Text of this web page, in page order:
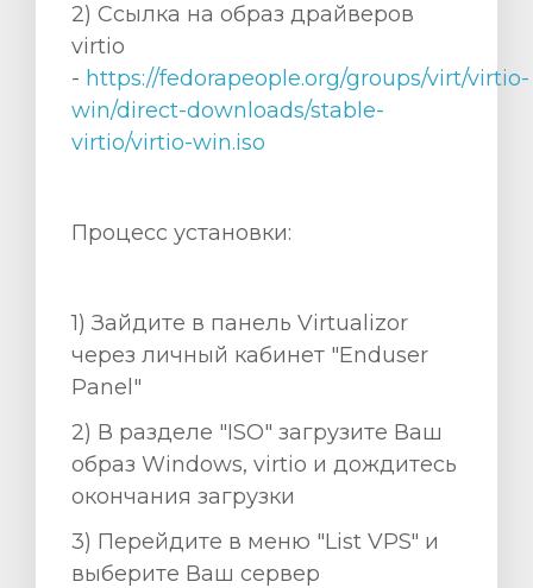
2) Ccылка на образ драйверов
virtio
- https://fedorapeople.org/groups/virt/virtio-
win/direct-downloads/stable-
virtio/virtio-win.iso
Процесс установки:
1) Зайдите в панель Virtualizor
через личный кабинет "Enduser
Panel"
2) В разделе "ISO" загрузите Ваш
образ Windows, virtio и дождитесь
окончания загрузки
3) Перейдите в меню "List VPS" и
выберите Ваш сервер